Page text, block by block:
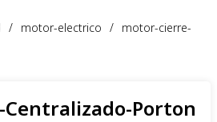
/ motor-electrico / motor-cierre-
Porton